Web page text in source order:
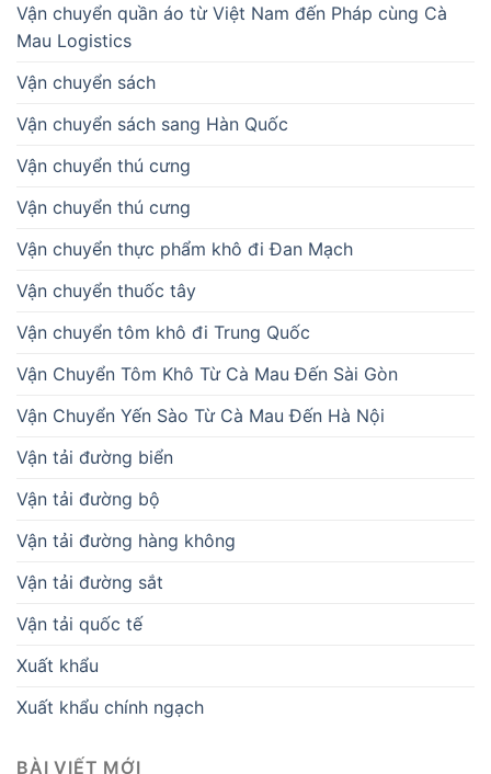
Vận chuyển quần áo từ Việt Nam đến Pháp cùng Cà
Mau Logistics
Vận chuyển sách
Vận chuyển sách sang Hàn Quốc
Vận chuyển thú cưng
Vận chuyển thú cưng
Vận chuyển thực phẩm khô đi Đan Mạch
Vận chuyển thuốc tây
Vận chuyển tôm khô đi Trung Quốc
Vận Chuyển Tôm Khô Từ Cà Mau Đến Sài Gòn
Vận Chuyển Yến Sào Từ Cà Mau Đến Hà Nội
Vận tải đường biển
Vận tải đường bộ
Vận tải đường hàng không
Vận tải đường sắt
Vận tải quốc tế
Xuất khẩu
Xuất khẩu chính ngạch
BÀI VIẾT MỚI